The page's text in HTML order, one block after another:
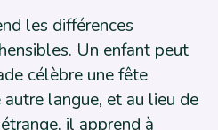
les différences
Un enfant peut
célèbre une fête
langue, et au lieu de
il apprend à